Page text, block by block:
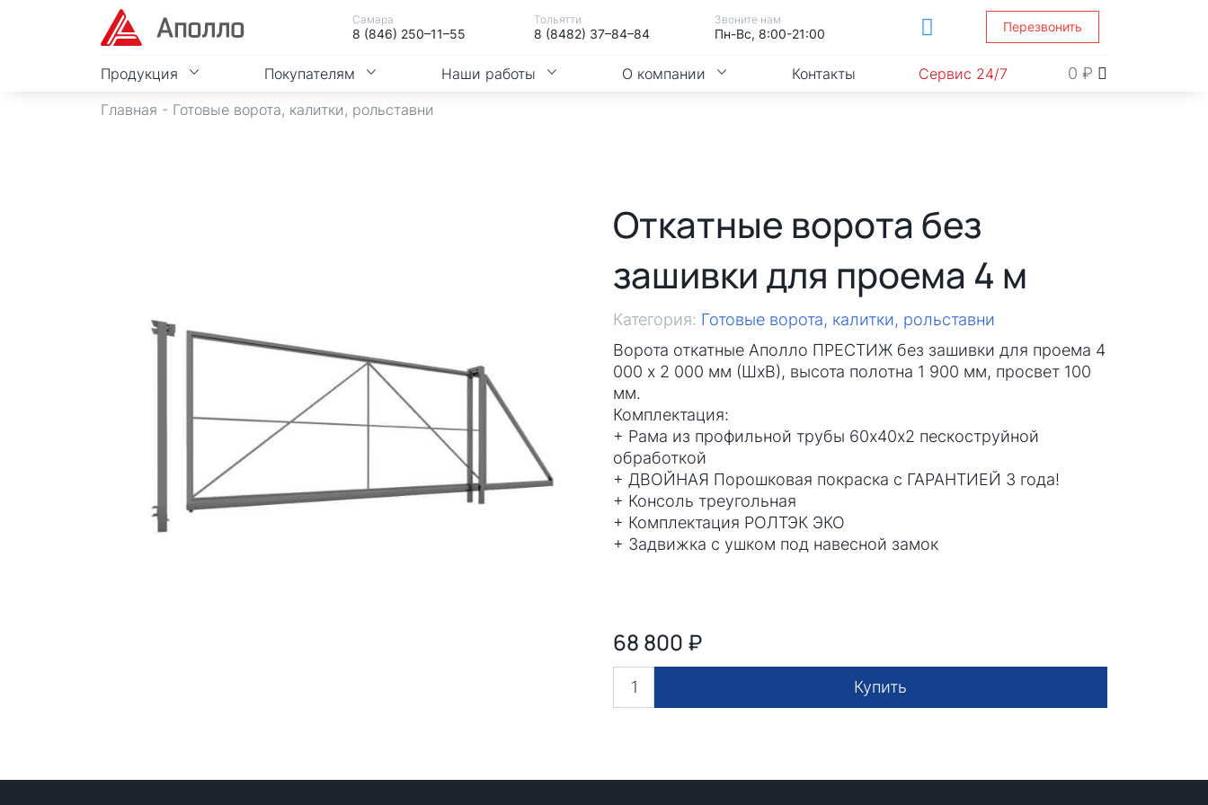
Самара
8 (846) 250–11–55
Тольятти
8 (8482) 37–84–84
Звоните нам
Пн-Вс, 8:00-21:00 Перезвонить
Продукция Покупателям Наши работы О компании Контакты Сервис 24/7 0 ₽
Главная - Готовые ворота, калитки, рольставни
Откатные ворота без
зашивки для проема 4 м
Категория: Готовые ворота, калитки, рольставни
Ворота откатные Аполло ПРЕСТИЖ без зашивки для проема 4
000 х 2 000 мм (ШхВ), высота полотна 1 900 мм, просвет 100
мм.
Комплектация:
+ Рама из профильной трубы 60х40х2 пескоструйной
обработкой
+ ДВОЙНАЯ Порошковая покраска с ГАРАНТИЕЙ 3 года!
+ Консоль треугольная
+ Комплектация РОЛТЭК ЭКО
+ Задвижка с ушком под навесной замок
68 800 ₽
Купить